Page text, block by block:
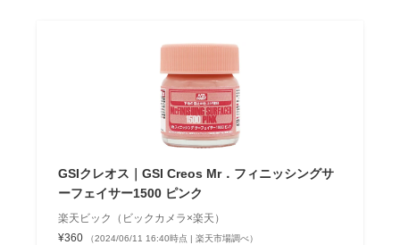
GSIクレオス｜GSI Creos Mr．フィニッシングサ
ーフェイサー1500 ピンク
楽天ビック（ビックカメラ×楽天）
¥360
（2024/06/11 16:40時点 | 楽天市場調べ）